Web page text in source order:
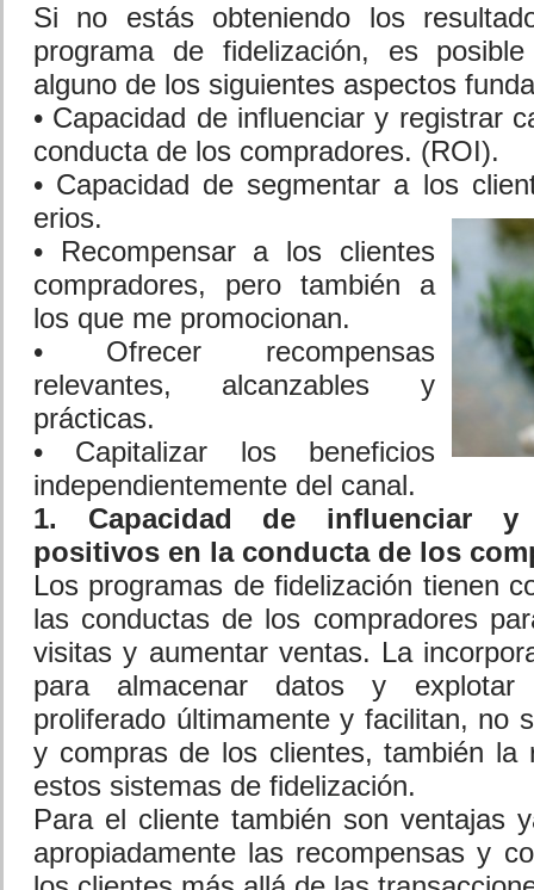
Si no estás obteniendo los
programa de fidelización, es
alguno de los siguientes aspectos
• Capacidad de influenciar y registrar
conducta de los compradores. (ROI).
• Capacidad de segmentar a los
erios.
• Recompensar a los clientes
compradores, pero también a
los que me promocionan.
• Ofrecer recompensas
relevantes, alcanzables y
prácticas.
• Capitalizar los beneficios
independientemente del canal.
1. Capacidad de influenciar y
positivos en la conducta de los
Los programas de fidelización tienen
las conductas de los compradores
visitas y aumentar ventas. La
para almacenar datos y
proliferado últimamente y facilitan, no
y compras de los clientes, también la
estos sistemas de fidelización.
Para el cliente también son ventajas
apropiadamente las recompensas y